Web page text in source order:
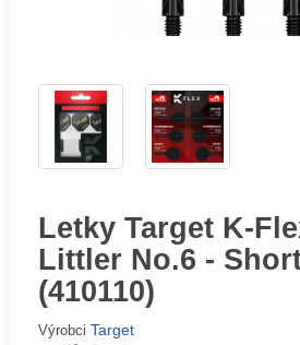
Letky Target K-
Littler No.6 -
(410110)
Výrobci Target